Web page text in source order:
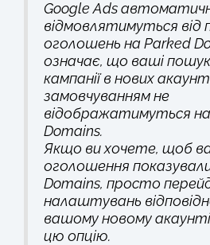
Google Ads
відмовлятимуться від
оголошень на Parked
означає, що ваші
кампанії в нових
замовчуванням не
відображатимуться
Domains.
Якщо ви хочете, щоб
оголошення
Domains, просто
налаштувань
вашому новому
цю опцію.